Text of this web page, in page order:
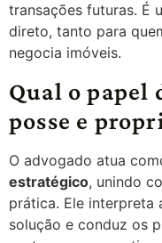
transações futuras. É
direto, tanto para
negocia imóveis.
Qual o papel
posse e
O advogado atua
estratégico, unindo
prática. Ele interpreta
solução e conduz os